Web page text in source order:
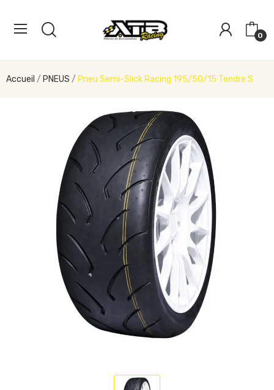
0
Accueil PNEUS Pneu Semi-Slick Racing 195/50/15 Tendre S